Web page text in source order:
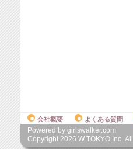
会社概要 よくある質問
Powered by girlswalker.com
Copyright 2026 W TOKYO Inc.